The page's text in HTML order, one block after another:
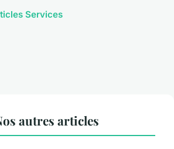
Services
autres articles